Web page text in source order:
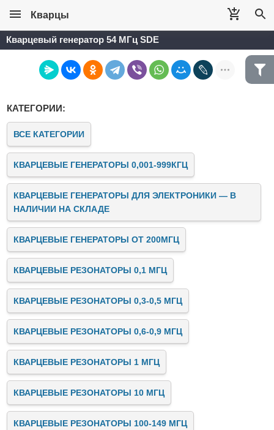
Кварцы
Кварцевый генератор 54 МГц SDE
КАТЕГОРИИ:
ВСЕ КАТЕГОРИИ
КВАРЦЕВЫЕ ГЕНЕРАТОРЫ 0,001-999КГЦ
КВАРЦЕВЫЕ ГЕНЕРАТОРЫ ДЛЯ ЭЛЕКТРОНИКИ — В
НАЛИЧИИ НА СКЛАДЕ
КВАРЦЕВЫЕ ГЕНЕРАТОРЫ ОТ 200МГЦ
КВАРЦЕВЫЕ РЕЗОНАТОРЫ 0,1 МГЦ
КВАРЦЕВЫЕ РЕЗОНАТОРЫ 0,3-0,5 МГЦ
КВАРЦЕВЫЕ РЕЗОНАТОРЫ 0,6-0,9 МГЦ
КВАРЦЕВЫЕ РЕЗОНАТОРЫ 1 МГЦ
КВАРЦЕВЫЕ РЕЗОНАТОРЫ 10 МГЦ
КВАРЦЕВЫЕ РЕЗОНАТОРЫ 100-149 МГЦ